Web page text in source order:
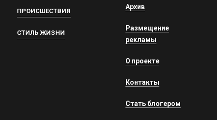
ПРОИСШЕСТВИЯ
СТИЛЬ ЖИЗНИ
Архив
Размещение
рекламы
О проекте
Контакты
Стать блогером